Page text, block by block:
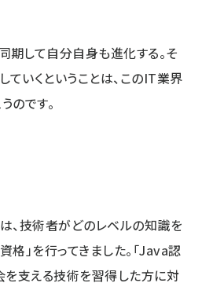
して自分自身も進化する。そ
いくということは、このIT業界
のです。
、技術者がどのレベルの知識を
」を行ってきました。「Java認
を支える技術を習得した方に対